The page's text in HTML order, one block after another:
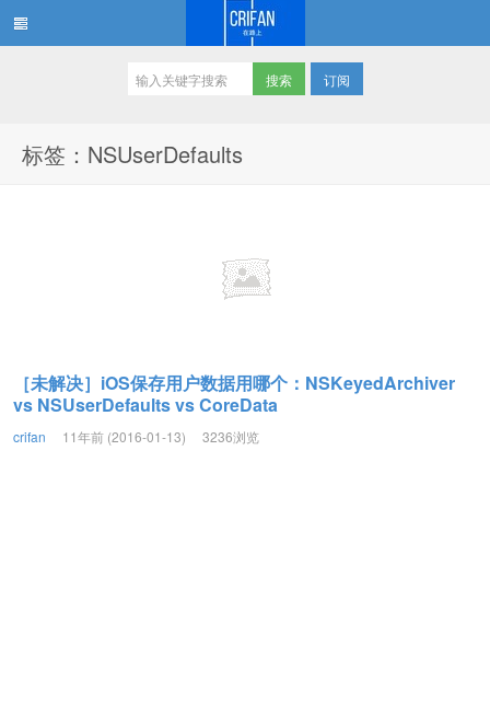
订阅
标签：NSUserDefaults
［未解决］iOS保存用户数据用哪个：NSKeyedArchiver
vs NSUserDefaults vs CoreData
crifan 11年前 (2016-01-13) 3236浏览